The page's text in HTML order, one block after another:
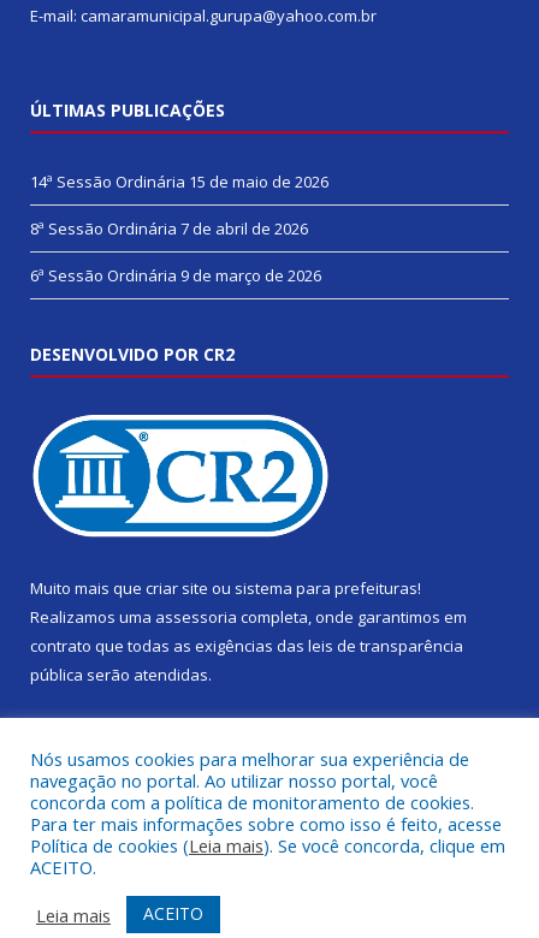
E-mail: camaramunicipal.gurupa@yahoo.com.br
ÚLTIMAS PUBLICAÇÕES
14ª Sessão Ordinária 15 de maio de 2026
8ª Sessão Ordinária 7 de abril de 2026
6ª Sessão Ordinária 9 de março de 2026
DESENVOLVIDO POR CR2
Muito mais que criar site ou sistema para prefeituras!
Realizamos uma assessoria completa, onde garantimos em
contrato que todas as exigências das leis de transparência
pública serão atendidas.
Todos os direitos reservados a Câmara Municipal de Gurupá.
Mapa do Site
Acessar Área Administrativa
Nós usamos cookies para melhorar sua experiência de
navegação no portal. Ao utilizar nosso portal, você
concorda com a política de monitoramento de cookies.
Para ter mais informações sobre como isso é feito, acesse
Política de cookies (Leia mais). Se você concorda, clique em
ACEITO.
Leia mais
ACEITO